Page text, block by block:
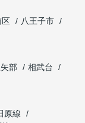
区
八王子市
部
相武台
原線